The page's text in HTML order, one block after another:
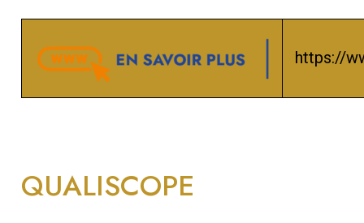
https://
QUALISCOPE